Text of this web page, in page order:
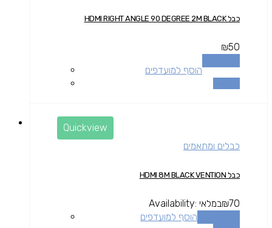
כבל HDMI RIGHT ANGLE 90 DEGREE 2M BLACK
₪50
הוסף למועדפים
Quickview
כבלים ומתאמים
כבל HDMI 8M BLACK VENTION
₪70
Availability: במלאי
הוסף למועדפים